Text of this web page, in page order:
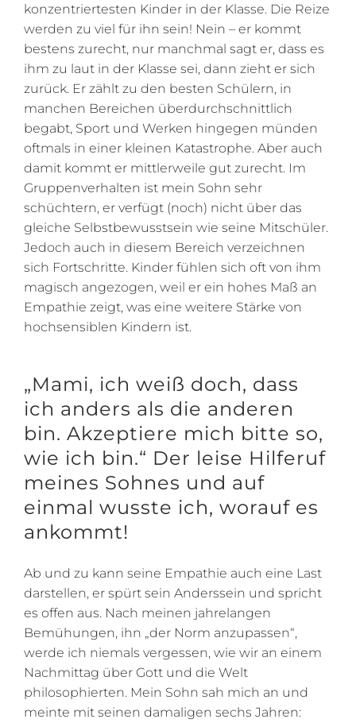
konzentriertesten Kinder in der Klasse. Die Reize
werden zu viel für ihn sein! Nein – er kommt
bestens zurecht, nur manchmal sagt er, dass es
ihm zu laut in der Klasse sei, dann zieht er sich
zurück. Er zählt zu den besten Schülern, in
manchen Bereichen überdurchschnittlich
begabt, Sport und Werken hingegen münden
oftmals in einer kleinen Katastrophe. Aber auch
damit kommt er mittlerweile gut zurecht. Im
Gruppenverhalten ist mein Sohn sehr
schüchtern, er verfügt (noch) nicht über das
gleiche Selbstbewusstsein wie seine Mitschüler.
Jedoch auch in diesem Bereich verzeichnen
sich Fortschritte. Kinder fühlen sich oft von ihm
magisch angezogen, weil er ein hohes Maß an
Empathie zeigt, was eine weitere Stärke von
hochsensiblen Kindern ist.
„Mami, ich weiß doch, dass
ich anders als die anderen
bin. Akzeptiere mich bitte so,
wie ich bin.“ Der leise Hilferuf
meines Sohnes und auf
einmal wusste ich, worauf es
ankommt!
Ab und zu kann seine Empathie auch eine Last
darstellen, er spürt sein Anderssein und spricht
es offen aus. Nach meinen jahrelangen
Bemühungen, ihn „der Norm anzupassen“,
werde ich niemals vergessen, wie wir an einem
Nachmittag über Gott und die Welt
philosophierten. Mein Sohn sah mich an und
meinte mit seinen damaligen sechs Jahren: